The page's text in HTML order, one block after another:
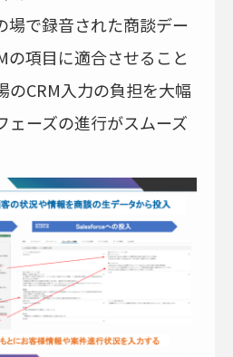
場で録音された商談デー
の項目に適合させること
のCRM入力の負担を大幅
ェーズの進行がスムーズ